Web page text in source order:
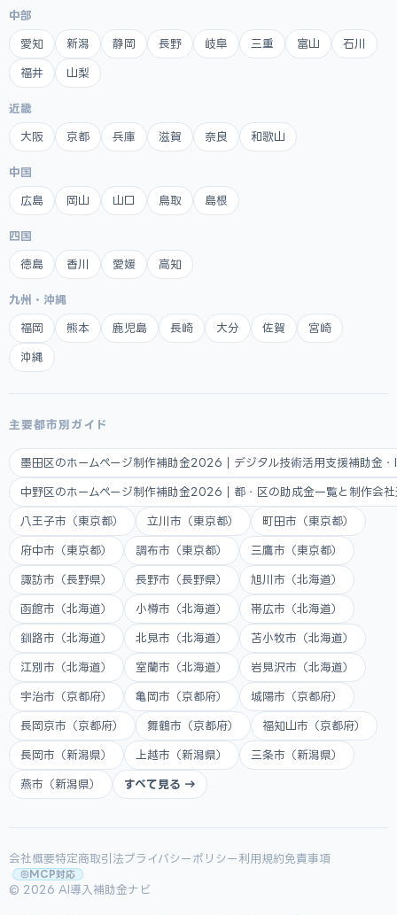
中部
愛知 新潟 静岡 長野 岐阜 三重 富山 石川
福井 山梨
近畿
大阪 京都 兵庫 滋賀 奈良 和歌山
中国
広島 岡山 山口 鳥取 島根
四国
徳島 香川 愛媛 高知
九州・沖縄
福岡 熊本 鹿児島 長崎 大分 佐賀 宮崎
沖縄
主要都市別ガイド
墨田区のホームページ制作補助金2026｜デジタル技術活用支援補助金
中野区のホームページ制作補助金2026｜都・区の助成金一覧と制作会
八王子市（東京都） 立川市（東京都） 町田市（東京都）
府中市（東京都） 調布市（東京都） 三鷹市（東京都）
諏訪市（長野県） 長野市（長野県） 旭川市（北海道）
函館市（北海道） 小樽市（北海道） 帯広市（北海道）
釧路市（北海道） 北見市（北海道） 苫小牧市（北海道）
江別市（北海道） 室蘭市（北海道） 岩見沢市（北海道）
宇治市（京都府） 亀岡市（京都府） 城陽市（京都府）
長岡京市（京都府） 舞鶴市（京都府） 福知山市（京都府）
長岡市（新潟県） 上越市（新潟県） 三条市（新潟県）
燕市（新潟県） すべて見る →
会社概要特定商取引法プライバシーポリシー 利用規約免責事項
MCP対応
© 2026 AI導入補助金ナビ